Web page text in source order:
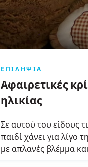
ΕΠΙΛΗΨΊΑ
Αφαιρετικές
ηλικίας
Σε αυτού του είδους
παιδί χάνει για λίγο
με απλανές βλέμμα